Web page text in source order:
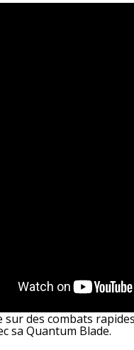
sur des combats
sa Quantum Blade.